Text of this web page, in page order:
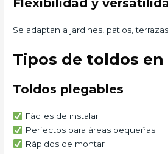
Se adaptan a jardines, patios,
Tipos de toldos
Toldos plegables
Fáciles de instalar
Perfectos para áreas pequeñas
Rápidos de montar